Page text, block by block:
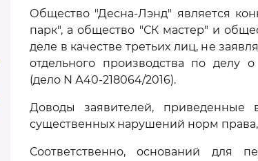
Общество "Десна-Лэнд" является
парк", а общество "СК мастер" и
деле в качестве третьих лиц, не
отдельного производства по делу о
(дело N А40-218064/2016).
Доводы заявителей, приведенные
существенных нарушений норм
Соответственно, оснований для